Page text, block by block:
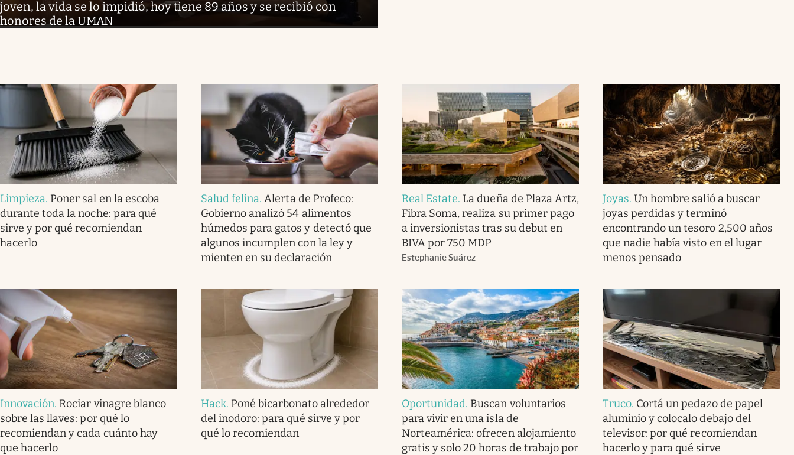
joven, la vida se lo impidió, hoy tiene 89 años y se recibió con
honores de la UMAN
Limpieza. Poner sal en la escoba
durante toda la noche: para qué
sirve y por qué recomiendan
hacerlo
Salud felina.Alerta de Profeco:
Gobierno analizó 54 alimentos
húmedos para gatos y detectó que
algunos incumplen con la ley y
mienten en su declaración
Real Estate. La dueña de Plaza Artz,
Fibra Soma, realiza su primer pago
a inversionistas tras su debut en
BIVA por 750 MDP
Estephanie Suárez
Joyas.Un hombre salió a buscar
joyas perdidas y terminó
encontrando un tesoro 2,500 años
que nadie había visto en el lugar
menos pensado
Innovación. Rociar vinagre blanco
sobre las llaves: por qué lo
recomiendan y cada cuánto hay
que hacerlo
Hack. Poné bicarbonato alrededor
del inodoro: para qué sirve y por
qué lo recomiendan
Oportunidad. Buscan voluntarios
para vivir en una isla de
Norteamérica: ofrecen alojamiento
gratis y solo 20 horas de trabajo por
Truco. Cortá un pedazo de papel
aluminio y colocalo debajo del
televisor: por qué recomiendan
hacerlo y para qué sirve